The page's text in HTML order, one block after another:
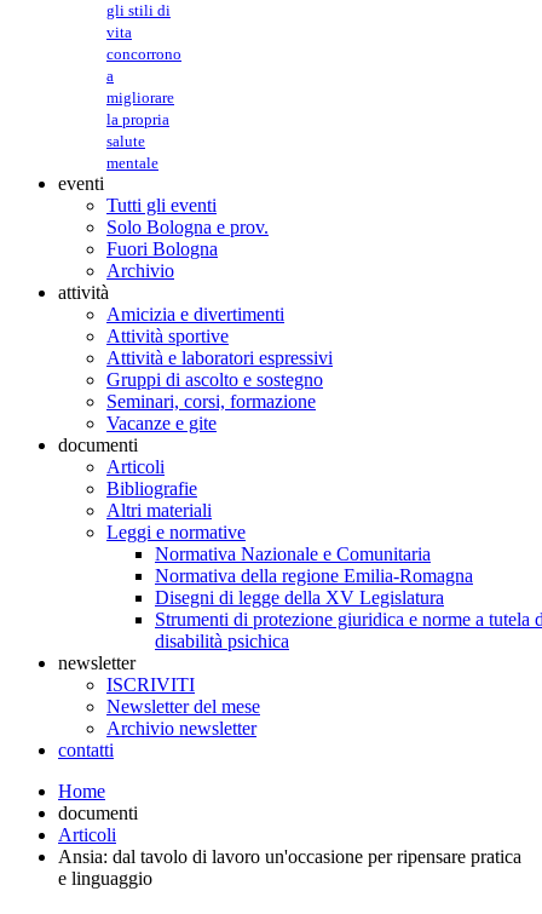
gli stili di
vita
concorrono
a
migliorare
la propria
salute
mentale
eventi
Tutti gli eventi
Solo Bologna e prov.
Fuori Bologna
Archivio
attività
Amicizia e divertimenti
Attività sportive
Attività e laboratori espressivi
Gruppi di ascolto e sostegno
Seminari, corsi, formazione
Vacanze e gite
documenti
Articoli
Bibliografie
Altri materiali
Leggi e normative
Normativa Nazionale e Comunitaria
Normativa della regione Emilia-Romagna
Disegni di legge della XV Legislatura
Strumenti di protezione giuridica e norme a tutela
disabilità psichica
newsletter
ISCRIVITI
Newsletter del mese
Archivio newsletter
contatti
Home
documenti
Articoli
Ansia: dal tavolo di lavoro un'occasione per ripensare pratica
e linguaggio